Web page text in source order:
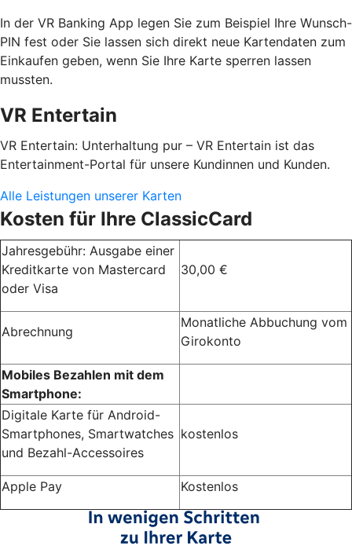
In der VR Banking App legen Sie zum Beispiel Ihre Wunsch-
PIN fest oder Sie lassen sich direkt neue Kartendaten zum
Einkaufen geben, wenn Sie Ihre Karte sperren lassen
mussten.
VR Entertain
VR Entertain: Unterhaltung pur – VR Entertain ist das
Entertainment-Portal für unsere Kundinnen und Kunden.
Alle Leistungen unserer Karten
Kosten für Ihre ClassicCard
Jahresgebühr: Ausgabe einer
Kreditkarte von Mastercard
oder Visa
30,00 €
Abrechnung
Monatliche Abbuchung vom
Girokonto
Mobiles Bezahlen mit dem
Smartphone:
Digitale Karte für Android-
Smartphones, Smartwatches
und Bezahl-Accessoires
kostenlos
Apple Pay Kostenlos